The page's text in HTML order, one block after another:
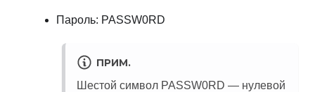
Пароль: PASSW0RD
ПРИМ.
Шестой символ PASSW0RD — нулевой